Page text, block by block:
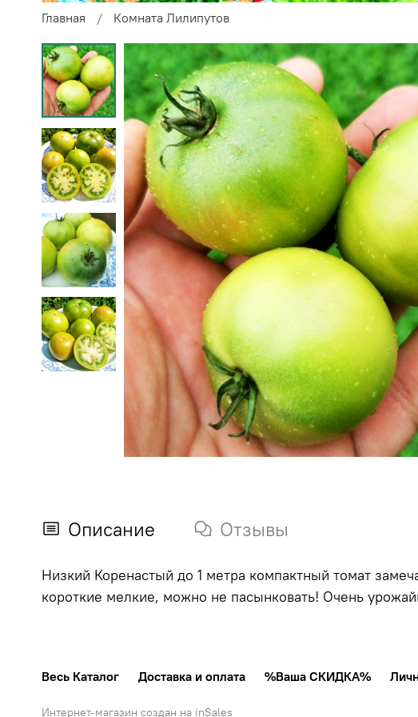
Главная Комната Лилипутов
Описание Отзывы
Низкий Коренастый до 1 метра компактный томат
короткие мелкие, можно не пасынковать! Очень
Весь Каталог Доставка и оплата %Ваша СКИДКА%
Интернет-магазин создан на inSales